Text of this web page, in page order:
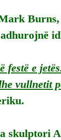
festë e
vullnetit
skulptori